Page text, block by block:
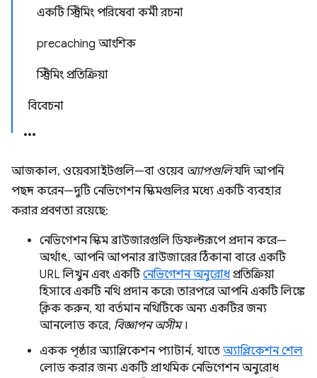
একটি স্ট্রিমিং পরিষেবা কর্মী রচনা
precaching আংশিক
স্ট্রিমিং প্রতিক্রিয়া
বিবেচনা
আজকাল, ওয়েবসাইটগুলি—বা ওয়েব অ্যাপগুলিযদি আপনি
পছন্দ করেন—দুটি নেভিগেশন স্কিমগুলির মধ্যে একটি ব্যবহার
করার প্রবণতা রয়েছে:
নেভিগেশন স্কিম ব্রাউজারগুলি ডিফল্টরূপে প্রদান করে—
অর্থাৎ, আপনি আপনার ব্রাউজারের ঠিকানা বারে একটি
URL লিখুন এবং একটিনেভিগেশন অনুরোধপ্রতিক্রিয়া
হিসাবে একটি নথি প্রদান করে৷ তারপরে আপনি একটি লিঙ্কে
ক্লিক করুন, যা বর্তমান নথিটিকে অন্য একটির জন্য
আনলোড করে, বিজ্ঞাপন অসীম।
একক পৃষ্ঠার অ্যাপ্লিকেশন প্যাটার্ন, যাতে অ্যাপ্লিকেশন শেল
লোড করার জন্য একটি প্রাথমিক নেভিগেশন অনুরোধ